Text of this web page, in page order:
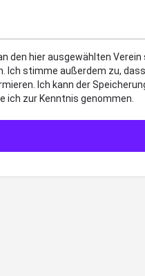
hier ausgewählten Verein
stimme außerdem zu,
Ich kann der
ich zur Kenntnis genommen.